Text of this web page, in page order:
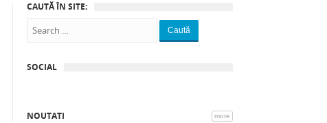
CAUTĂ ÎN SITE:
Caută
SOCIAL
NOUTATI more